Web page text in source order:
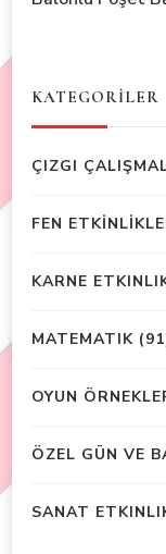
KATEGORİLER
ÇIZGI
FEN
KARNE
MATEMATIK
OYUN
ÖZEL GÜN VE
SANAT